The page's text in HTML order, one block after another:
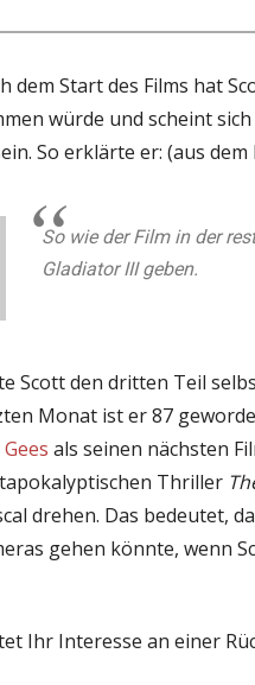
dem Start des Films hat
würde und scheint
So erklärte er: (aus dem
So wie der Film in der
Gladiator III geben.
Scott den dritten Teil
Monat ist er 87
als seinen nächsten
Thriller
drehen. Das bedeutet,
gehen könnte, wenn
Ihr Interesse an einer